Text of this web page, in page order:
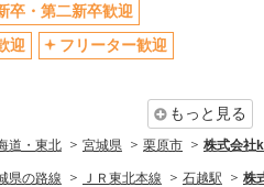
卒・第二新卒歓迎
迎
フリーター歓迎
もっと見る
道・東北 宮城県 栗原市 株式会社
県の路線 ＪＲ東北本線 石越駅 株